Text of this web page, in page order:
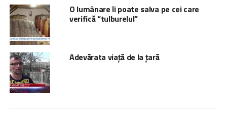
O lumânare îi poate salva pe cei care
verifică “tulburelul”
Adevărata viață de la țară